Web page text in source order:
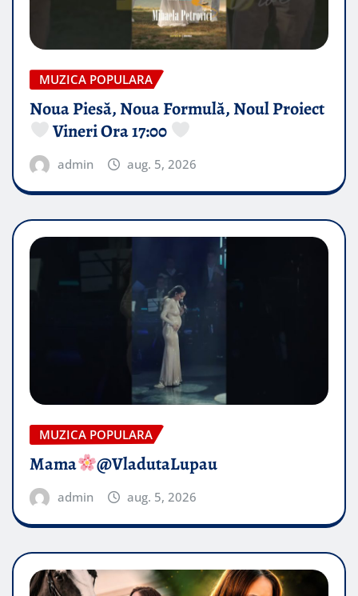
MUZICA POPULARA
Noua Piesă, Noua Formulă, Noul Proiect
Vineri Ora 17:00
admin aug. 5, 2026
MUZICA POPULARA
Mama @VladutaLupau
admin aug. 5, 2026